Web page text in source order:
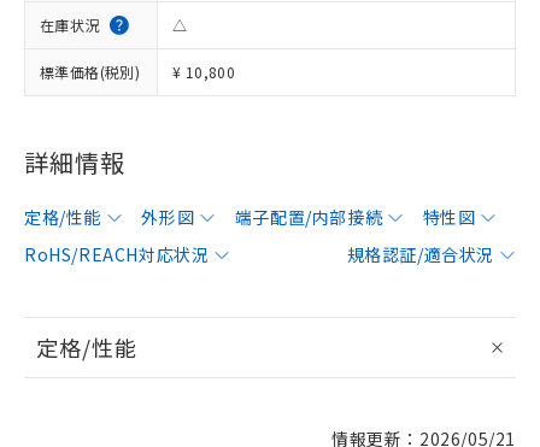
在庫状況 △
標準価格(税別) ¥ 10,800
詳細情報
定格/性能 外形図 端子配置/内部接続
特性図
RoHS/REACH対応状況
規格認証/適合状況
定格/性能
情報更新：2026/05/21